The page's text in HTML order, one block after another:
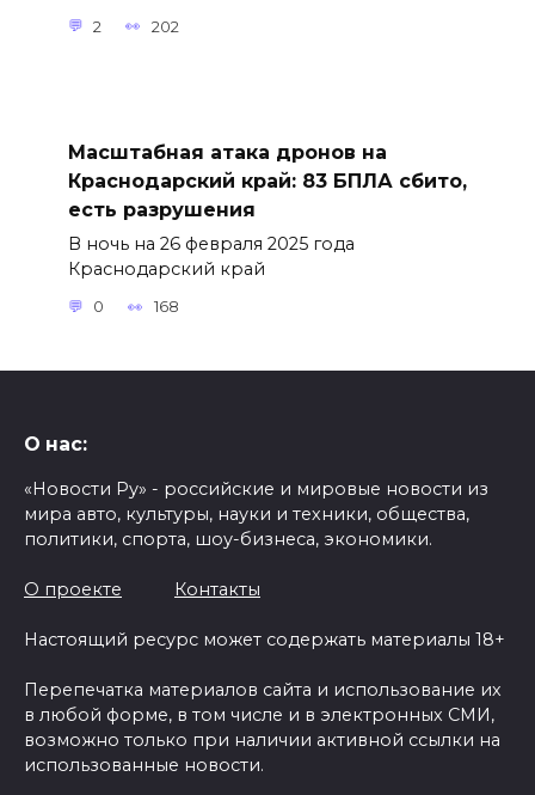
2 202
Масштабная атака дронов на
Краснодарский край: 83 БПЛА сбито,
есть разрушения
В ночь на 26 февраля 2025 года
Краснодарский край
0 168
О нас:
«Новости Ру» - российские и мировые новости из
мира авто, культуры, науки и техники, общества,
политики, спорта, шоу-бизнеса, экономики.
О проекте Контакты
Настоящий ресурс может содержать материалы 18+
Перепечатка материалов сайта и использование их
в любой форме, в том числе и в электронных СМИ,
возможно только при наличии активной ссылки на
использованные новости.